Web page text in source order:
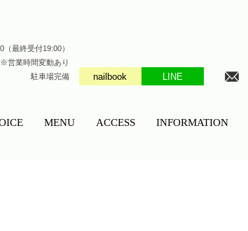
（最終受付19:00）
営業時間変動あり
駐車場完備
nailbook LINE
MENU ACCESS INFORMATION